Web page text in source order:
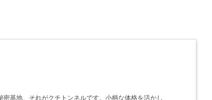
基地、それがクチトンネルです。小柄な体格を活かし